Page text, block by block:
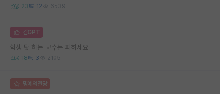
23 12 6539
김GPT
학생 탓 하는 교수는 피하세요
18 3 2105
명예의전당